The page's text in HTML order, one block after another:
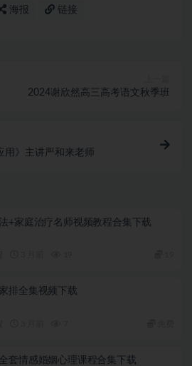
海报 链接
2024谢欣然高三高考语文秋季班
用》主讲严和来老师
+家庭治疗名师视频教程合集下载
排全集视频下载
套情感婚姻心理课程合集下载